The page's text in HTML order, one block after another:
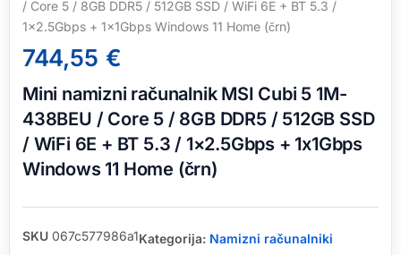
/ Core 5 / 8GB DDR5 / 512GB SSD / WiFi 6E + BT 5.3 /
1×2.5Gbps + 1x1Gbps Windows 11 Home (črn)
744,55 €
Mini namizni računalnik MSI Cubi 5 1M-
438BEU / Core 5 / 8GB DDR5 / 512GB SSD
/ WiFi 6E + BT 5.3 / 1×2.5Gbps + 1x1Gbps
Windows 11 Home (črn)
SKU 067c577986a1Kategorija: Namizni računalniki